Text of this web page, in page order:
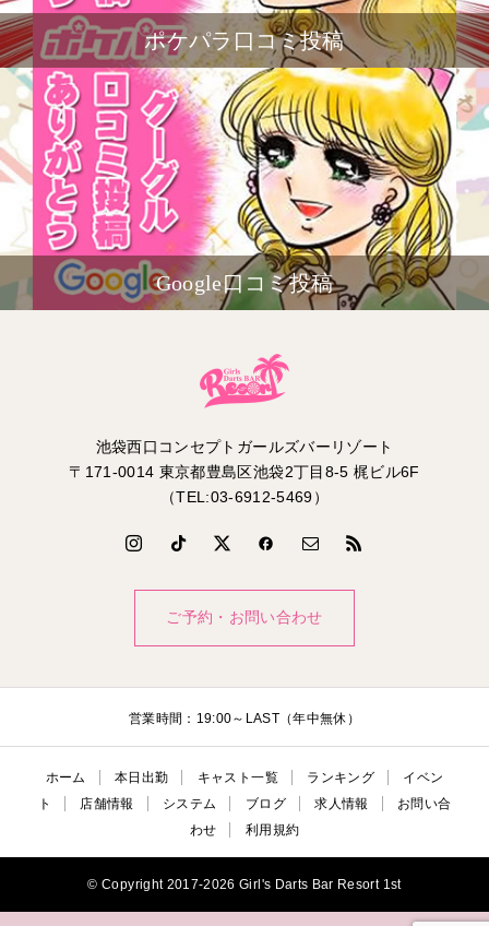
ポケパラ口コミ投稿
Google口コミ投稿
池袋西口コンセプトガールズバーリゾート
〒171-0014 東京都豊島区池袋2丁目8-5 梶ビル6F
（TEL:03-6912-5469）
ご予約・お問い合わせ
営業時間：19:00～LAST（年中無休）
ホーム 本日出勤 キャスト一覧 ランキング
イベン
ト
店舗情報 システム ブログ 求人情報
お問い合
わせ
利用規約
© Copyright 2017-2026 Girl's Darts Bar Resort 1st